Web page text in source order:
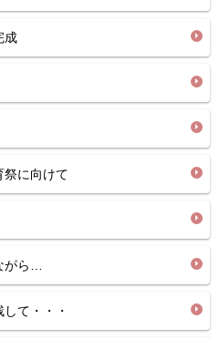
成
に向けて
がら…
て・・・